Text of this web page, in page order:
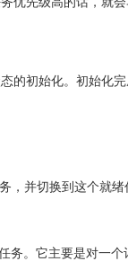
的初始化。初始化
，并切换到这个就
务。它主要是对一